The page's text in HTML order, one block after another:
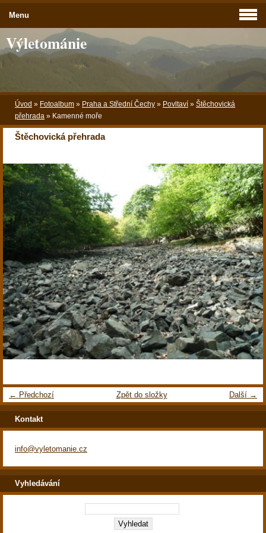
Výletománie
Úvod » Fotoalbum » Praha a Střední Čechy » Povltaví » Štěchovická
přehrada » Kamenné moře
Štěchovická přehrada
← Předchozí Další →
Zpět do složky
Menu
Kontakt
info@vyletomanie.cz
Vyhledávání